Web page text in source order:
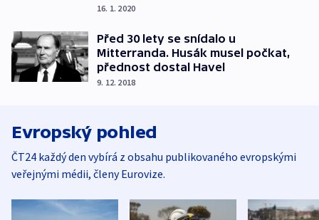
16. 1. 2020
Před 30 lety se snídalo u
Mitterranda. Husák musel počkat,
přednost dostal Havel
9. 12. 2018
Evropský pohled
ČT24 každý den vybírá z obsahu publikovaného evropskými
veřejnými médii, členy Eurovize.